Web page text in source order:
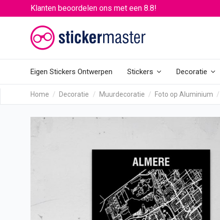
Klanten beoordelen ons met een 8.8!
Eigen Stickers Ontwerpen Stickers Decoratie
Home Decoratie Muurdecoratie Foto op Aluminium